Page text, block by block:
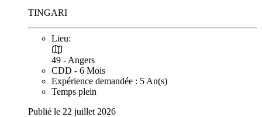
TINGARI
Lieu:
49 - Angers
CDD - 6 Mois
Expérience demandée : 5 An(s)
Temps plein
Publié le 22 juillet 2026